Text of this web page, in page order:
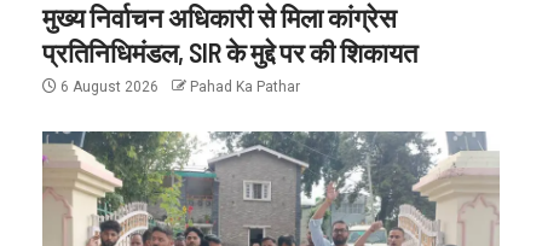
मुख्य निर्वाचन अधिकारी से मिला कांग्रेस
प्रतिनिधिमंडल, SIR के मुद्दे पर की शिकायत
6 August 2026 Pahad Ka Pathar